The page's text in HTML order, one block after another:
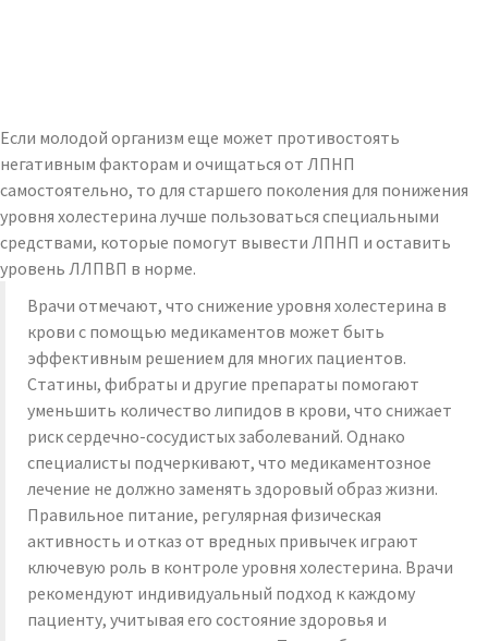
Если молодой организм еще может противостоять
негативным факторам и очищаться от ЛПНП
самостоятельно, то для старшего поколения для понижения
уровня холестерина лучше пользоваться специальными
средствами, которые помогут вывести ЛПНП и оставить
уровень ЛЛПВП в норме.
Врачи отмечают, что снижение уровня холестерина в
крови с помощью медикаментов может быть
эффективным решением для многих пациентов.
Статины, фибраты и другие препараты помогают
уменьшить количество липидов в крови, что снижает
риск сердечно-сосудистых заболеваний. Однако
специалисты подчеркивают, что медикаментозное
лечение не должно заменять здоровый образ жизни.
Правильное питание, регулярная физическая
активность и отказ от вредных привычек играют
ключевую роль в контроле уровня холестерина. Врачи
рекомендуют индивидуальный подход к каждому
пациенту, учитывая его состояние здоровья и